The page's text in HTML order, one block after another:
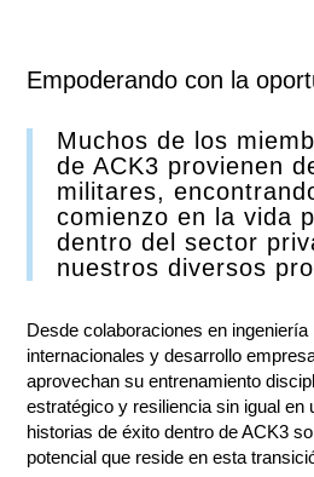
Empoderando con la
Muchos de los
de ACK3 provienen
militares,
comienzo en la vida
dentro del sector
nuestros diversos
Desde colaboraciones en
internacionales y desarrollo
aprovechan su entrenamiento
estratégico y resiliencia sin igual en
historias de éxito dentro de ACK3
potencial que reside en esta